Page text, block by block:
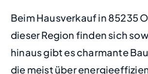
Beim Hausverkauf in 85235
dieser Region finden sich
hinaus gibt es charmante
die meist über